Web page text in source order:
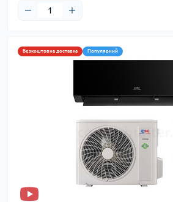
Безкоштовна доставка Популярний